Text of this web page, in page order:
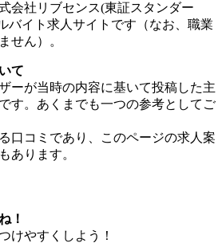
会社リブセンス(東証スタンダー
バイト求人サイトです（なお、職業
せん）。
て
ーが当時の内容に基いて投稿した主
す。あくまでも一つの参考としてご
口コミであり、このページの求人案
あります。
！
けやすくしよう！